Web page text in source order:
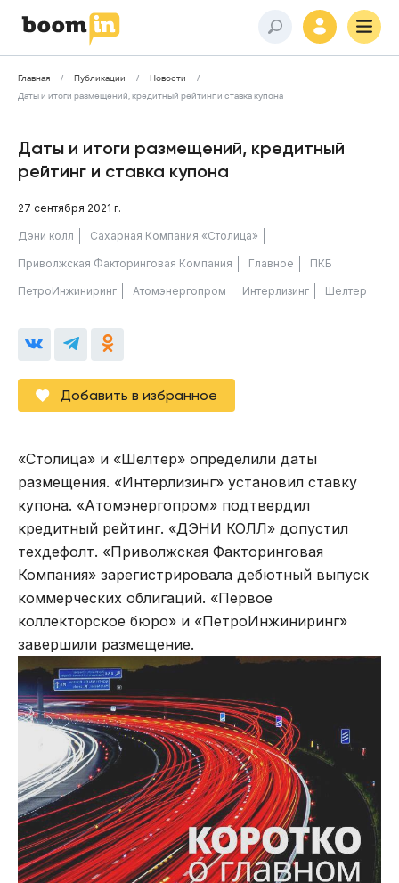
Главная Публикации
Новости
Даты и итоги размещений, кредитный рейтинг и ставка купона
Даты и итоги размещений, кредитный
рейтинг и ставка купона
27 сентября 2021 г.
Дэни колл Сахарная Компания «Столица»
Приволжская Факторинговая Компания Главное ПКБ
ПетроИнжиниринг Атомэнергопром Интерлизинг Шелтер
Добавить в избранное
«Столица» и «Шелтер» определили даты
размещения. «Интерлизинг» установил ставку
купона. «Атомэнергопром» подтвердил
кредитный рейтинг. «ДЭНИ КОЛЛ» допустил
техдефолт. «Приволжская Факторинговая
Компания» зарегистрировала дебютный выпуск
коммерческих облигаций. «Первое
коллекторское бюро» и «ПетроИнжиниринг»
завершили размещение.